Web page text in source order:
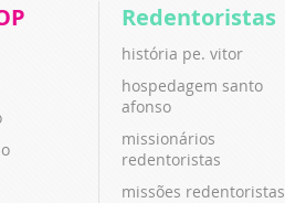
Redentoristas
história pe. vitor
hospedagem santo
afonso
missionários
redentoristas
missões redentoristas